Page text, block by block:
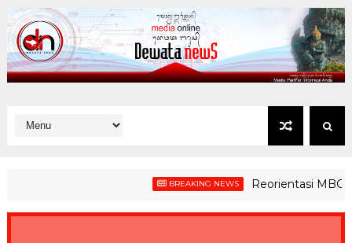
BREAKING NEWS Reorientasi MBG Demi